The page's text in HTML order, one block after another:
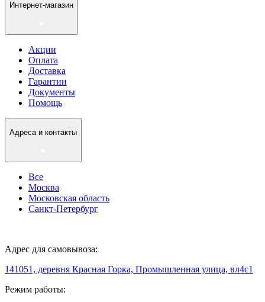
Интернет-магазин
Акции
Оплата
Доставка
Гарантии
Документы
Помощь
Адреса и контакты
Все
Москва
Московская область
Санкт-Петербург
Адрес для самовывоза:
141051, деревня Красная Горка, Промышленная улица, вл4с1
Режим работы: